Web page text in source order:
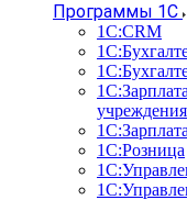
Программы 1С
1С:CRM
учреждения
1С:Розница